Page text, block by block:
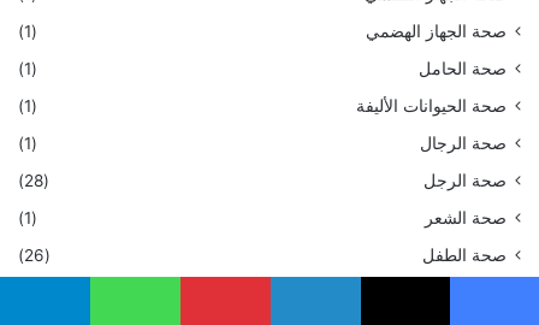
صحة الجهاز الهضمي
(1)
صحة الحامل
(1)
صحة الحيوانات الأليفة
(1)
صحة الرجال
(1)
صحة الرجل
(28)
صحة الشعر
(1)
صحة الطفل
(26)